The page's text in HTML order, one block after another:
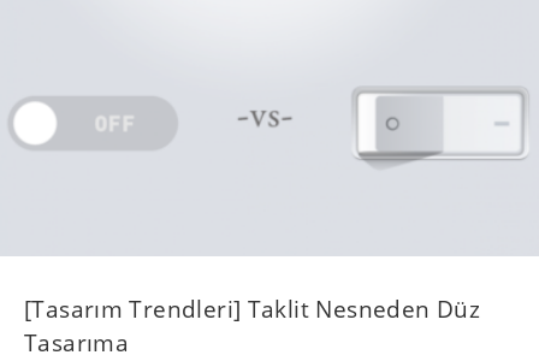
[Tasarım Trendleri] Taklit Nesneden Düz
Tasarıma